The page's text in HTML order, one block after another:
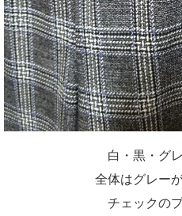
白・黒・グ
全体はグレー
チェックの